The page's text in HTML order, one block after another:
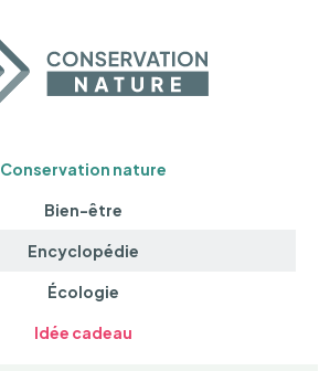
Conservation nature
Bien-être
Encyclopédie
Écologie
Idée cadeau